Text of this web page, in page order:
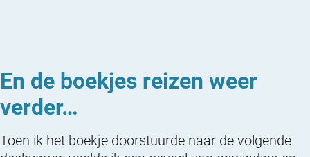
En de boekjes reizen weer
verder…
Toen ik het boekje doorstuurde naar de volgende